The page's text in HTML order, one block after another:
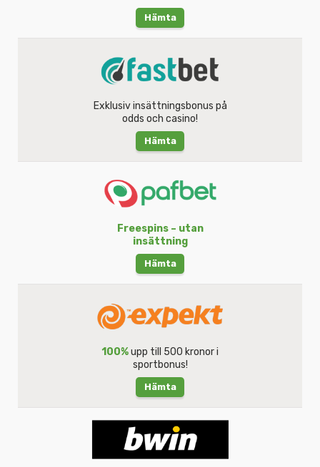
Hämta
Exklusiv insättningsbonus på
odds och casino!
Hämta
Freespins – utan
insättning
Hämta
100%upp till 500 kronor i
sportbonus!
Hämta